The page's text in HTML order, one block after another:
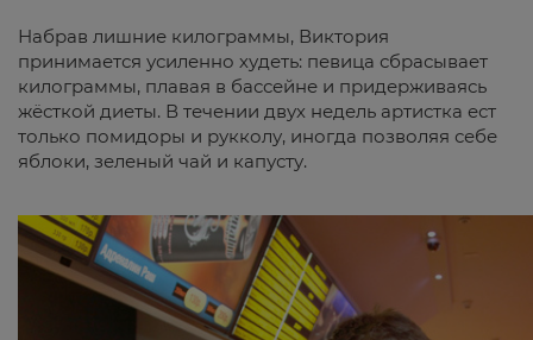
Набрав лишние килограммы, Виктория
принимается усиленно худеть: певица сбрасывает
килограммы, плавая в бассейне и придерживаясь
жёсткой диеты. В течении двух недель артистка ест
только помидоры и рукколу, иногда позволяя себе
яблоки, зеленый чай и капусту.